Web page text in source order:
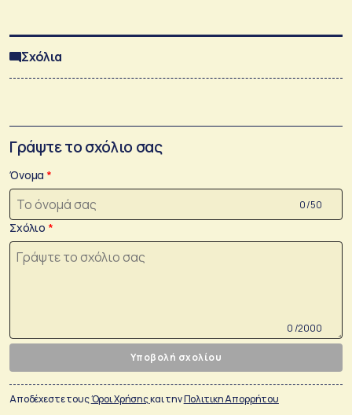
Σχόλια
Γράψτε το σχόλιο σας
Όνομα
0 /50
Σχόλιο
0 /2000
Υποβολή σχολίου
Αποδέχεστε τουςΌροι Χρήσηςκαι τηνΠολιτικη Απορρήτου